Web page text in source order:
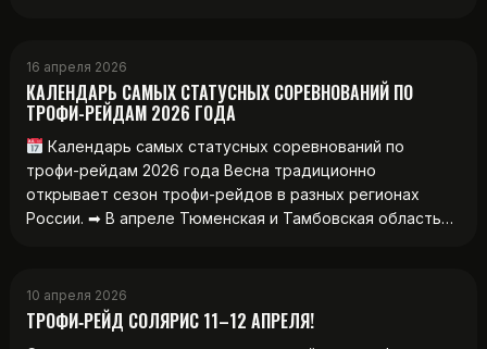
16 апреля 2026
КАЛЕНДАРЬ САМЫХ СТАТУСНЫХ СОРЕВНОВАНИЙ ПО
ТРОФИ-РЕЙДАМ 2026 ГОДА
Календарь самых статусных соревнований по
трофи-рейдам 2026 года Весна традиционно
открывает сезон трофи-рейдов в разных регионах
России. ➡ В апреле Тюменская и Тамбовская область…
10 апреля 2026
ТРОФИ‑РЕЙД СОЛЯРИС 11–12 АПРЕЛЯ!